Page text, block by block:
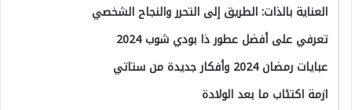
العناية بالذات: الطريق إلى التحرر والنجاح الشخصي
تعرفي على أفضل عطور ذا بودي شوب 2024
عبايات رمضان 2024 وأفكار جديدة من ستاتي
ازمة اكتئاب ما بعد الولادة